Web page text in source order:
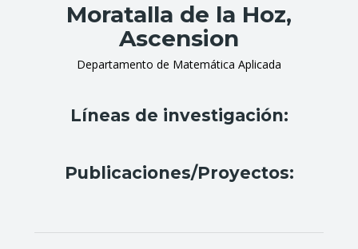
Moratalla de la Hoz,
Ascension
Departamento de Matemática Aplicada
Líneas de investigación:
Publicaciones/Proyectos: